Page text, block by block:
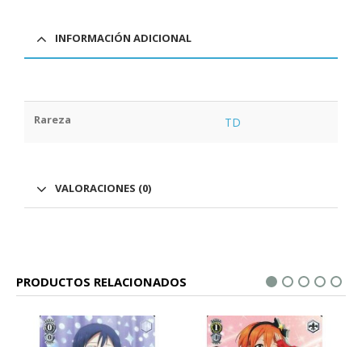
INFORMACIÓN ADICIONAL
Rareza TD
VALORACIONES (0)
PRODUCTOS RELACIONADOS